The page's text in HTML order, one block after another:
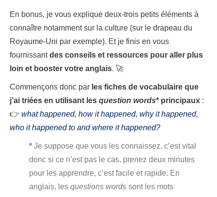
En bonus, je vous explique deux-trois petits éléments à
connaître notamment sur la culture (sur le drapeau du
Royaume-Uni par exemple). Et je finis en vous
fournissantdes conseils et ressources pour aller plus
loin et booster votre anglais. 🚀
Commençons donc par les fiches de vocabulaire que
j’ai triées en utilisant les question words* principaux :
👉 what happened, how it happened, why it happened,
who it happened to and where it happened?
* Je suppose que vous les connaissez, c’est vital
donc si ce n’est pas le cas, prenez deux minutes
pour les apprendre, c’est facile et rapide. En
anglais, les questions words sont les mots